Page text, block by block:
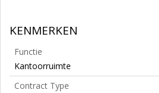
KENMERKEN
Functie
Kantoorruimte
Contract Type